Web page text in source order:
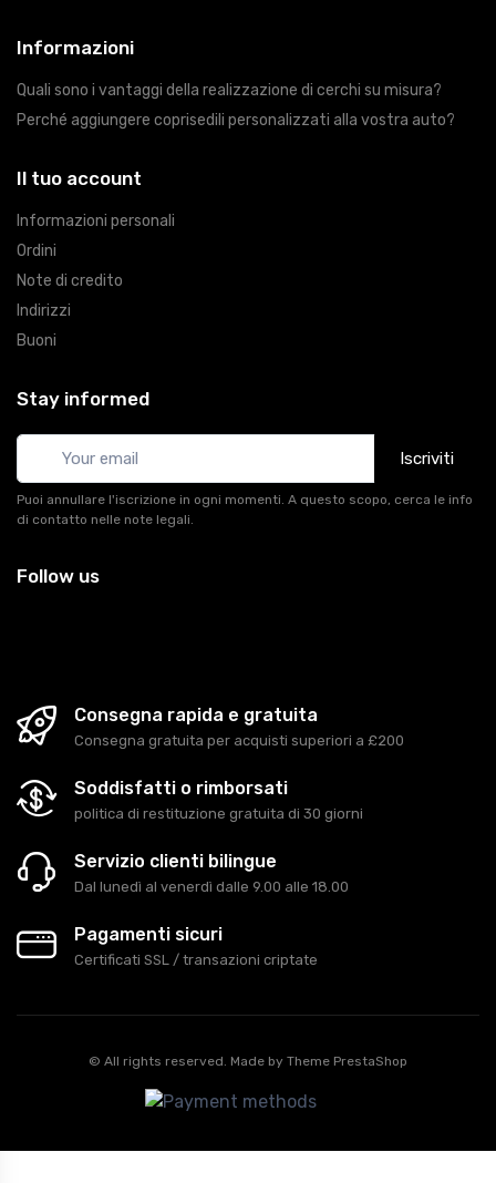
Informazioni
Quali sono i vantaggi della realizzazione di cerchi su misura?
Perché aggiungere coprisedili personalizzati alla vostra auto?
Il tuo account
Informazioni personali
Ordini
Note di credito
Indirizzi
Buoni
Stay informed
Iscriviti
Puoi annullare l'iscrizione in ogni momenti. A questo scopo, cerca le info
di contatto nelle note legali.
Follow us
Consegna rapida e gratuita
Consegna gratuita per acquisti superiori a £200
Soddisfatti o rimborsati
politica di restituzione gratuita di 30 giorni
Servizio clienti bilingue
Dal lunedì al venerdì dalle 9.00 alle 18.00
Pagamenti sicuri
Certificati SSL / transazioni criptate
© All rights reserved. Made by Theme PrestaShop